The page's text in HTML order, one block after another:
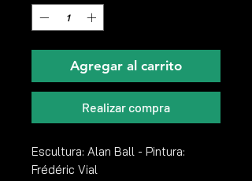
Agregar al carrito
Realizar compra
Escultura: Alan Ball - Pintura:
Frédéric Vial